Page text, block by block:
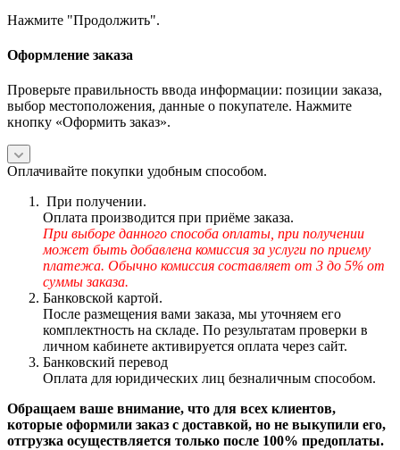
Нажмите "Продолжить".
Оформление заказа
Проверьте правильность ввода информации: позиции заказа,
выбор местоположения, данные о покупателе. Нажмите
кнопку «Оформить заказ».
Оплачивайте покупки удобным способом.
При получении.
Оплата производится при приёме заказа.
При выборе данного способа оплаты, при получении
может быть добавлена комиссия за услуги по приему
платежа. Обычно комиссия составляет от 3 до 5% от
суммы заказа.
Банковской картой.
После размещения вами заказа, мы уточняем его
комплектность на складе. По результатам проверки в
личном кабинете активируется оплата через сайт.
Банковский перевод
Оплата для юридических лиц безналичным способом.
Обращаем ваше внимание, что для всех клиентов,
которые оформили заказ с доставкой, но не выкупили его,
отгрузка осуществляется только после 100% предоплаты.